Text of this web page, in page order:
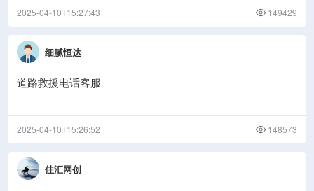
2025-04-10T15:27:43 149429
细腻恒达
道路救援电话客服
2025-04-10T15:26:52 148573
佳汇网创